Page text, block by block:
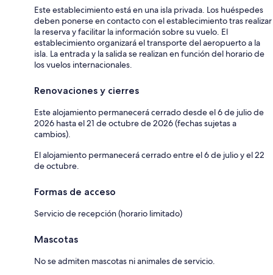
Este establecimiento está en una isla privada. Los huéspedes
deben ponerse en contacto con el establecimiento tras realizar
la reserva y facilitar la información sobre su vuelo. El
establecimiento organizará el transporte del aeropuerto a la
isla. La entrada y la salida se realizan en función del horario de
los vuelos internacionales.
Renovaciones y cierres
Este alojamiento permanecerá cerrado desde el 6 de julio de
2026 hasta el 21 de octubre de 2026 (fechas sujetas a
cambios).
El alojamiento permanecerá cerrado entre el 6 de julio y el 22
de octubre.
Formas de acceso
Servicio de recepción (horario limitado)
Mascotas
No se admiten mascotas ni animales de servicio.